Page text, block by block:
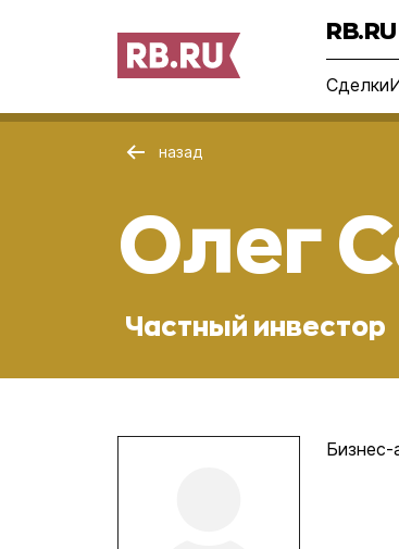
RB.RU
Сделки
назад
Олег
Частный инвестор
Бизнес-